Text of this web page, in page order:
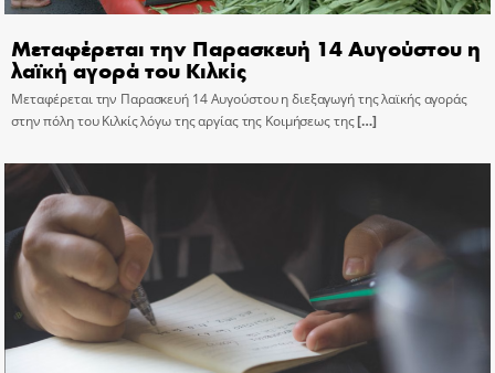
Μεταφέρεται την Παρασκευή 14 Αυγούστου η
λαϊκή αγορά του Κιλκίς
Μεταφέρεται την Παρασκευή 14 Αυγούστου η διεξαγωγή της λαϊκής αγοράς
στην πόλη του Κιλκίς λόγω της αργίας της Κοιμήσεως της[…]